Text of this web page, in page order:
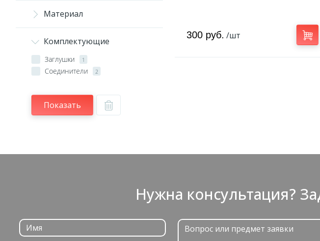
Материал
Комплектующие
Заглушки 1
Соединители 2
Показать
300 руб. /шт
Нужна консультация?